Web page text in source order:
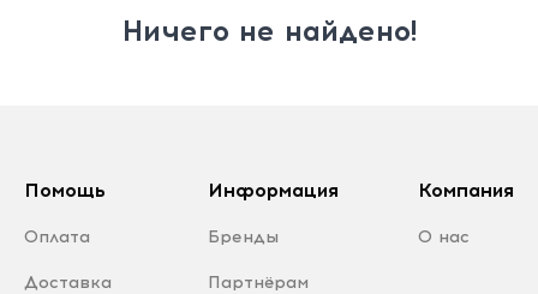
Ничего не найдено!
Помощь
Оплата
Доставка
Информация
Бренды
Партнёрам
Компания
О нас